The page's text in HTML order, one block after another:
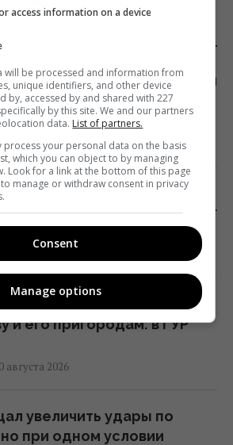
движение кораблей
в ВМС рассказали о новой
августа 2026
за пределы поля боя:
за инженерами друг
2026
наносит
и его пригородам: в ГУР
августа 2026
увеличить удары по
при одном условии
access information on a device
will be processed and information from
unique identifiers, and other device
by, accessed by and shared with 227
by this site. We and our partners
data. List of partners.
process your personal data on the basis
which you can object to by managing
Look for a link at the bottom of this page
manage or withdraw consent in privacy
Consent
Manage options